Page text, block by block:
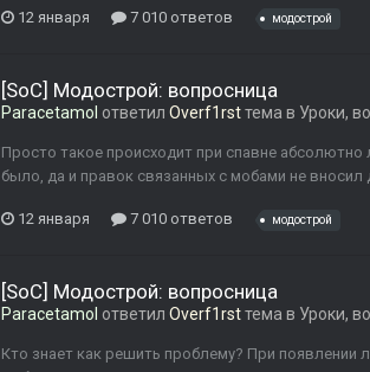
12 января 7 010 ответов модострой
[SoC] Модострой: вопросница
Paracetamol ответил Overf1rstтема в Уроки,
Просто такое происходит при спавне
было, да и правок связанных с мобами не вносил
12 января 7 010 ответов модострой
[SoC] Модострой: вопросница
Paracetamol ответил Overf1rstтема в Уроки,
Кто знает как решить проблему? При появлении